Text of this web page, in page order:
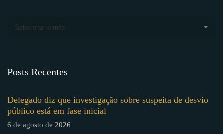
Selecionar o mês
Posts Recentes
Delegado diz que investigação sobre suspeita de desvio
público está em fase inicial
6 de agosto de 2026